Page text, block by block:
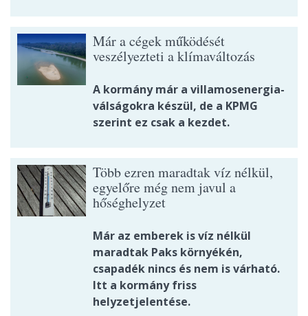
Már a cégek működését
veszélyezteti a klímaváltozás
A kormány már a villamosenergia-
válságokra készül, de a KPMG
szerint ez csak a kezdet.
Több ezren maradtak víz nélkül,
egyelőre még nem javul a
hőséghelyzet
Már az emberek is víz nélkül
maradtak Paks környékén,
csapadék nincs és nem is várható.
Itt a kormány friss
helyzetjelentése.